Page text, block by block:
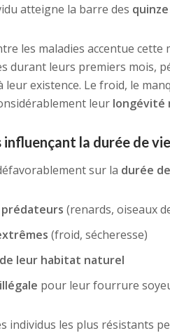
atteigne la barre des
les maladies accentue
durant leurs premiers mois,
existence. Le froid, le
leur longévité
la durée de
sur la durée
(renards, oiseaux
(froid, sécheresse)
leur habitat naturel
pour leur fourrure
individus les plus résistants